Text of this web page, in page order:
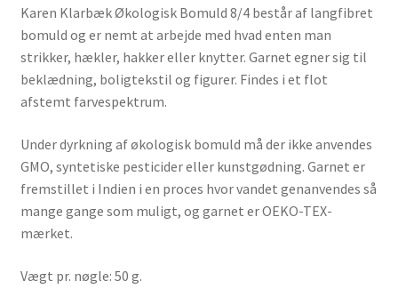
Karen Klarbæk Økologisk Bomuld 8/4 består af langfibret
bomuld og er nemt at arbejde med hvad enten man
strikker, hækler, hakker eller knytter. Garnet egner sig til
beklædning, boligtekstil og figurer. Findes i et flot
afstemt farvespektrum.
Under dyrkning af økologisk bomuld må der ikke anvendes
GMO, syntetiske pesticider eller kunstgødning. Garnet er
fremstillet i Indien i en proces hvor vandet genanvendes så
mange gange som muligt, og garnet er OEKO-TEX-
mærket.
Vægt pr. nøgle: 50 g.